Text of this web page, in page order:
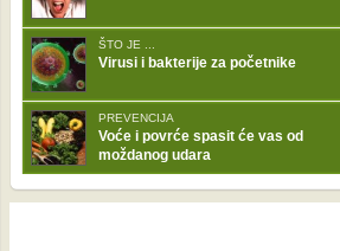
ŠTO JE ...
Virusi i bakterije za početnike
PREVENCIJA
Voće i povrće spasit će vas od
moždanog udara